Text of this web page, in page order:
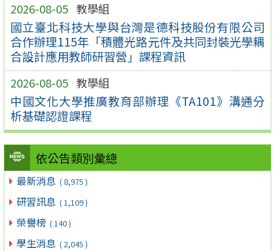
2026-08-05 教學組
國立臺北科技大學與台灣是德科技股份有限公司
合作辦理115年「積體光路元件及共同封裝光學耦
合設計應用教師研習營」課程資訊
2026-08-05 教學組
中國文化大學推廣教育部辦理《TA101》溝通分
析基礎認證課程
依公告類別彙總
最新消息 ( 8,975 )
研習訊息 ( 1,109 )
榮譽榜 ( 140 )
學生消息 ( 2,045 )